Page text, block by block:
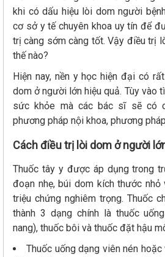
khi có dấu hiệu lòi dom người
cơ sở y tế chuyên khoa uy tín để
trị càng sớm càng tốt. Vậy điều trị
thế nào?
Hiện nay, nền y học hiện đại có
dom ở người lớn hiệu quả. Tùy vào
sức khỏe mà các bác sĩ sẽ có
phương pháp nội khoa, phương
Cách điều trị lòi dom ở người
Thuốc tây y được áp dụng trong
đoạn nhẹ, búi dom kích thước nhỏ
triệu chứng nghiêm trọng. Thuốc
thành 3 dạng chính là thuốc
nang), thuốc bôi và thuốc đặt hậu
Thuốc uống dạng viên nén